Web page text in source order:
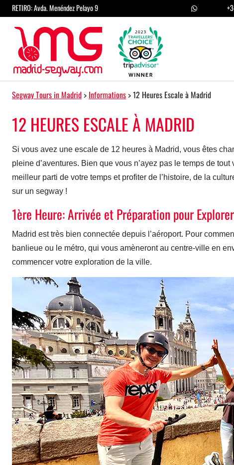
Passer au contenu
RETIRO: Avda. Menéndez Pelayo 9
Navigation principale
Segway Tours in Madrid > Informations >12 Heures Escale à Madrid
12 HEURES ESCALE À MADRID
Si vous avez une escale de 12 heures à Madrid, vous êtes
pleine d’aventures. Bien que vous n’ayez pas le temps de
meilleur parti de votre temps et profiter de l’histoire, de la
sur un segway !
1ère Heure: Arrivée et Préparation pour Explorer
Madrid est très bien connectée depuis l’aéroport. Pour
banlieue ou le métro, qui vous amèneront au centre-ville en
commencer votre exploration de la ville.